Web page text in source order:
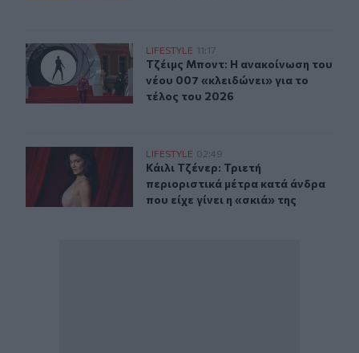
Τζέιμς Μποντ: Η ανακοίνωση του νέου 007 «κλειδώνει»
LIFESTYLE 11:17
Τζέιμς Μποντ: Η ανακοίνωση του
Τζέιμς Μποντ: Η ανακοίνωση του
νέου 007 «κλειδώνει» για το
τέλος του 2026
Κάιλι Τζένερ: Τριετή περιοριστικά μέτρα κατά άνδρα
LIFESTYLE 02:49
Κάιλι Τζένερ: Τριετή περιοριστικά
Κάιλι Τζένερ: Τριετή
περιοριστικά μέτρα κατά άνδρα
που είχε γίνει η «σκιά» της